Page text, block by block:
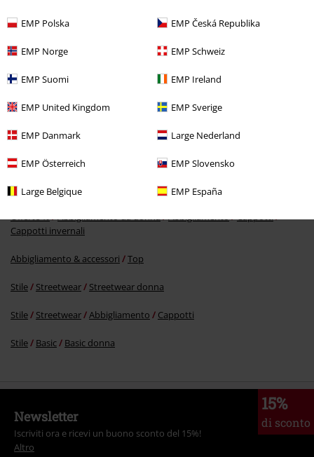
EMP Polska EMP Česká Republika
EMP Norge EMP Schweiz
EMP Suomi EMP Ireland
EMP United Kingdom EMP Sverige
EMP Danmark Large Nederland
EMP Österreich EMP Slovensko
Large Belgique EMP España
RRP79,99 €
Altre Categorie. Altre Scelte.
Offerte % Abbigliamento da donna Abbigliamento
Cappotti
Cappotti invernali
Abbigliamento & accessori Top
Stile Streetwear Streetwear donna
Stile Streetwear Abbigliamento Cappotti
Stile Basic Basic donna
15%
di sconto
Newsletter
Iscriviti ora e ricevi un buono sconto del 15%!
Altro